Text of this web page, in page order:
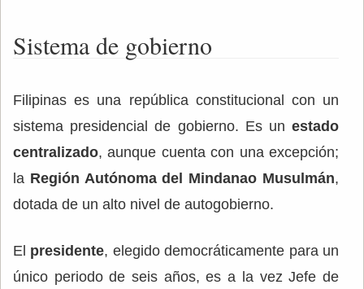
Sistema de gobierno
Filipinas es una república constitucional con un
sistema presidencial de gobierno. Es un estado
centralizado, aunque cuenta con una excepción;
la Región Autónoma del Mindanao Musulmán,
dotada de un alto nivel de autogobierno.
El presidente, elegido democráticamente para un
único periodo de seis años, es a la vez Jefe de